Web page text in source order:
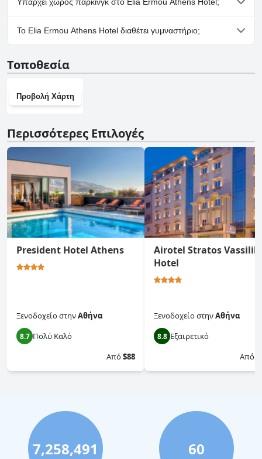
Ναι, υπάρχουν εγκαταστάσεις πάρκινγκ στο Elia Ermou Athens
Hotel.
Το Elia Ermou Athens Hotel διαθέτει γυμναστήριο;
Τοποθεσία
Προβολή Χάρτη
Περισσότερες Επιλογές
President Hotel Athens
ΞενοδοχείοστηνΑθήνα
8.7 Πολύ Καλό
Από$88
Airotel Stratos
Hotel
ΞενοδοχείοστηνΑθήνα
8.8 Εξαιρετικό
Από
7,258,491 60